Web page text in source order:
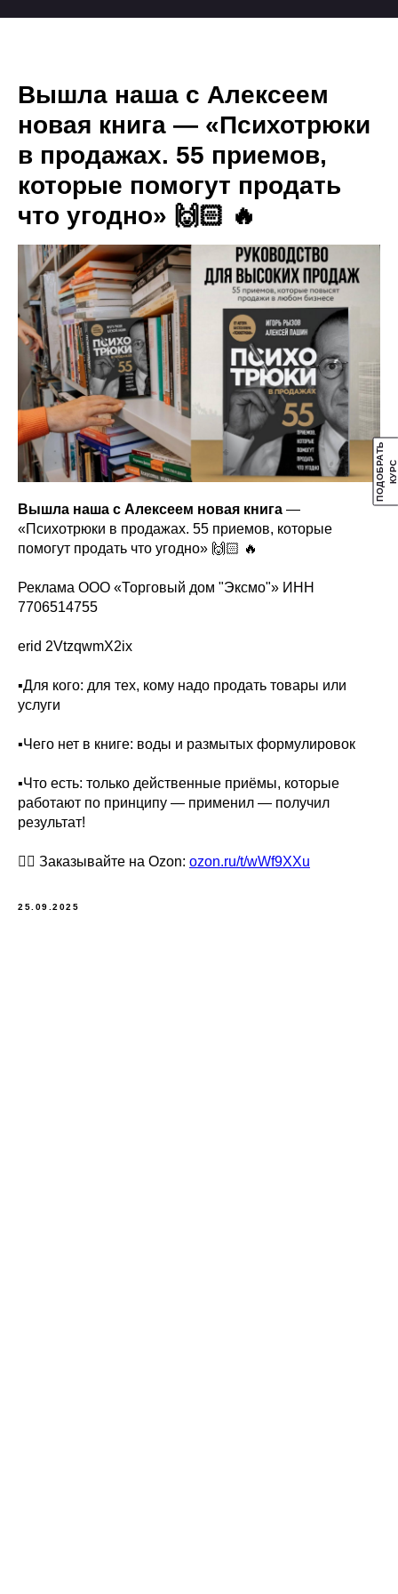
П
О
Д
О
Б Р
А
Т
Ь
К
У
Р С
Вышла наша с Алексеем
новая книга — «Психотрюки
в продажах. 55 приемов,
которые помогут продать
что угодно» 🙌🏻 🔥
Вышла наша с Алексеем новая книга —
«Психотрюки в продажах. 55 приемов, которые
помогут продать что угодно» 🙌🏻 🔥
Реклама ООО «Торговый дом "Эксмо"» ИНН
7706514755
erid 2VtzqwmX2ix
▪️Для кого: для тех, кому надо продать товары или
услуги
▪️Чего нет в книге: воды и размытых формулировок
▪️Что есть: только действенные приёмы, которые
работают по принципу — применил — получил
результат!
👉🏼 Заказывайте на Ozon: ozon.ru/t/wWf9XXu
25.09.2025